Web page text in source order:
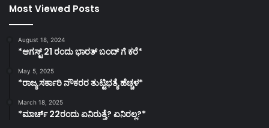
Most Viewed Posts
August 18, 2024
*ಆಗಸ್ಟ್ 21 ರಂದು ಭಾರತ್‌ ಬಂದ್‌ ಗೆ ಕರೆ*
May 5, 2025
*ರಾಜ್ಯ ಸರ್ಕಾರಿ ನೌಕರರ ತುಟ್ಟಿಭತ್ಯೆ ಹೆಚ್ಚಳ*
March 18, 2025
*ಮಾರ್ಚ್ 22ರಂದು ಏನಿರುತ್ತೆ? ಏನಿರಲ್ಲ?*